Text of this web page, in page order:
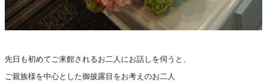
先日も初めてご来館されるお二人にお話しを伺うと、
ご親族様を中心とした御披露目をお考えのお二人